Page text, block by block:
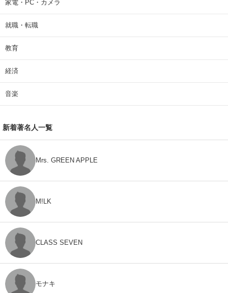
家電・PC・カメラ
就職・転職
教育
経済
音楽
新着著名人一覧
Mrs. GREEN APPLE
M!LK
CLASS SEVEN
モナキ